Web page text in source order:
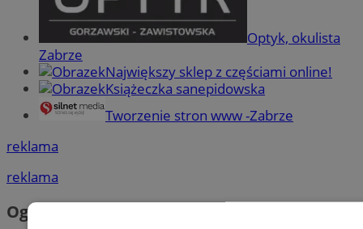
Optyk, okulista
Zabrze
Największy sklep z częściami online!
Książeczka sanepidowska
Tworzenie stron www -Zabrze
reklama
reklama
Ogłoszenia